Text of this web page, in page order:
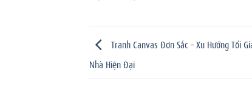
Tranh Canvas Đơn Sắc – Xu Hướng Tối
Nhà Hiện Đại